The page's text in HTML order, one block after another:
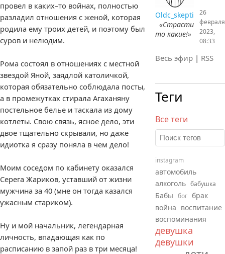
провел в каких–то войнах, полностью
разладил отношения с женой, которая
родила ему троих детей, и поэтому был
суров и нелюдим.
Рома состоял в отношениях с местной
звездой Яной, заядлой католичкой,
которая обязательно соблюдала посты,
а в промежутках стирала Агаханяну
постельное белье и таскала из дому
котлеты. Свою связь, ясное дело, эти
двое тщательно скрывали, но даже
идиотка я сразу поняла в чем дело!
Моим соседом по кабинету оказался
Серега Жариков, уставший от жизни
мужчина за 40 (мне он тогда казался
ужасным стариком).
Ну и мой начальник, легендарная
личность, впадающая как по
расписанию в запой раз в три месяца!
Oldc_skepti
«Страсти
то какие!»
26
февраля
2023,
08:33
Весь эфир | RSS
Теги
Все теги
instagram
автомобиль
алкоголь бабушка
Бабы бог брак
война воспитание
воспоминания
девушка
девушки